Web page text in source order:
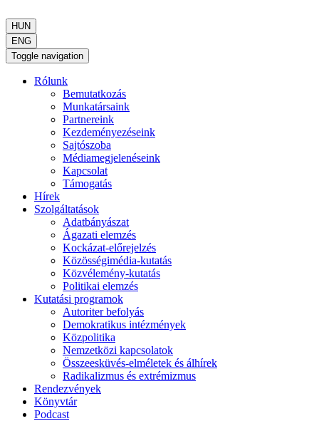
HUN
ENG
Toggle navigation
Rólunk
Bemutatkozás
Munkatársaink
Partnereink
Kezdeményezéseink
Sajtószoba
Médiamegjelenéseink
Kapcsolat
Támogatás
Hírek
Szolgáltatások
Adatbányászat
Ágazati elemzés
Kockázat-előrejelzés
Közösségimédia-kutatás
Közvélemény-kutatás
Politikai elemzés
Kutatási programok
Autoriter befolyás
Demokratikus intézmények
Közpolitika
Nemzetközi kapcsolatok
Összeesküvés-elméletek és álhírek
Radikalizmus és extrémizmus
Rendezvények
Könyvtár
Podcast